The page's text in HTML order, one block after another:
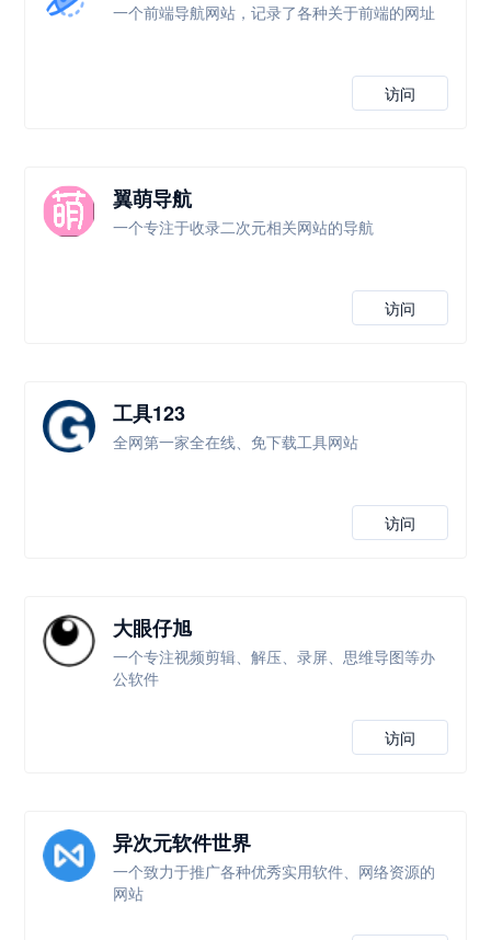
一个前端导航网站，记录了各种关于前端的网址
访问
翼萌导航
一个专注于收录二次元相关网站的导航
访问
工具123
全网第一家全在线、免下载工具网站
访问
大眼仔旭
一个专注视频剪辑、解压、录屏、思维导图等办
公软件
访问
异次元软件世界
一个致力于推广各种优秀实用软件、网络资源的
网站